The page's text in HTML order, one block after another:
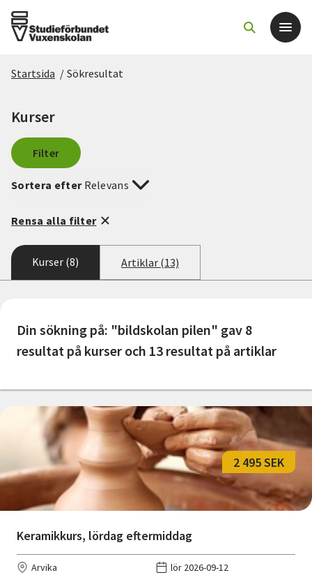
För dig som
Sök kurser och evenemang
Starta studiecirkel
Cirkelledare
Nyheter
Avdelningar
Lyssna
Startsida / Sökresultat
Kurser
Filter
Sortera efter Relevans
Rensa alla filter
Kurser (8) Artiklar (13)
Din sökning på: "bildskolan pilen" gav 8
resultat på kurser och 13 resultat på artiklar
Keramikkurs, lördag eftermiddag
2 495 SEK
Arvika
lör 2026-09-12